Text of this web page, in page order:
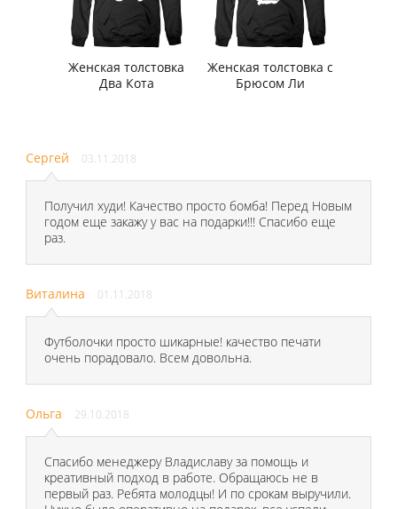
Женская толстовка
Два Кота
Женская толстовка с
Брюсом Ли
Сергей 03.11.2018
Получил худи! Качество просто бомба! Перед Новым
годом еще закажу у вас на подарки!!! Спасибо еще
раз.
Виталина 01.11.2018
Футболочки просто шикарные! качество печати
очень порадовало. Всем довольна.
Ольга 29.10.2018
Спасибо менеджеру Владиславу за помощь и
креативный подход в работе. Обращаюсь не в
первый раз. Ребята молодцы! И по срокам выручили.